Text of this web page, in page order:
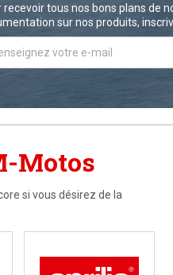
recevoir tous nos bons plans de
sur nos produits,
Motos
si vous désirez de la